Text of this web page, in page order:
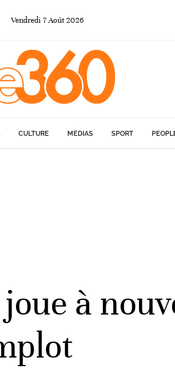
Vendredi 7Août 2026
CULTURE MÉDIAS SPORT
à